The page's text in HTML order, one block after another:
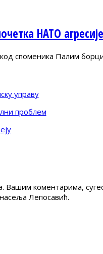
НАТО агресије
споменика Палим
управу
проблем
Вашим коментарима,
Лепосавић.